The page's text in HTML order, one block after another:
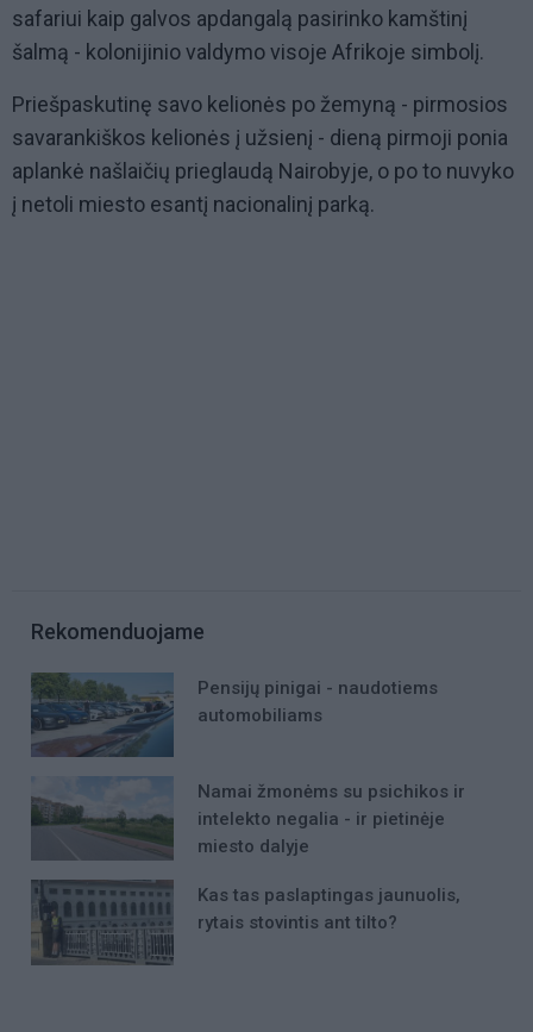
safariui kaip galvos apdangalą pasirinko kamštinį
šalmą - kolonijinio valdymo visoje Afrikoje simbolį.
Priešpaskutinę savo kelionės po žemyną - pirmosios
savarankiškos kelionės į užsienį - dieną pirmoji ponia
aplankė našlaičių prieglaudą Nairobyje, o po to nuvyko
į netoli miesto esantį nacionalinį parką.
Rekomenduojame
Pensijų pinigai - naudotiems
automobiliams
Namai žmonėms su psichikos ir
intelekto negalia - ir pietinėje
miesto dalyje
Kas tas paslaptingas jaunuolis,
rytais stovintis ant tilto?